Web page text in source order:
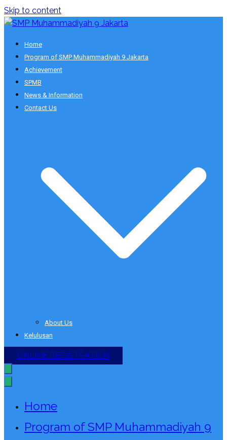
Skip to content
SMP Muhammadiyah 9 Jakarta
Smart School
Home
Program of SMP Muhammadiyah 9 Jakarta
Achievement
SPMB
News & Information
Contact Us
About Us
Kelulusan
ONLINE REGISTRATION
Home
Program of SMP Muhammadiyah 9